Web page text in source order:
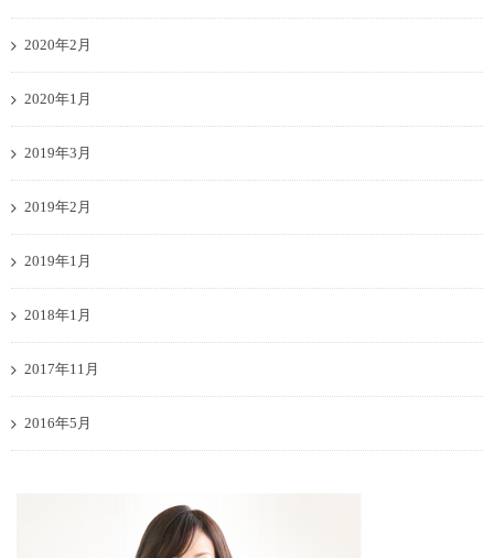
2020年2月
2020年1月
2019年3月
2019年2月
2019年1月
2018年1月
2017年11月
2016年5月